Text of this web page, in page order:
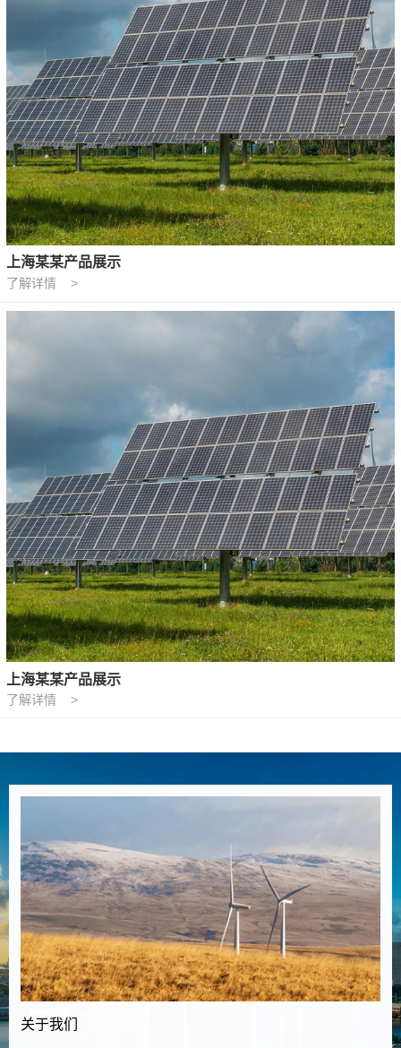
上海某某产品展示
了解详情 >
上海某某产品展示
了解详情 >
关于我们